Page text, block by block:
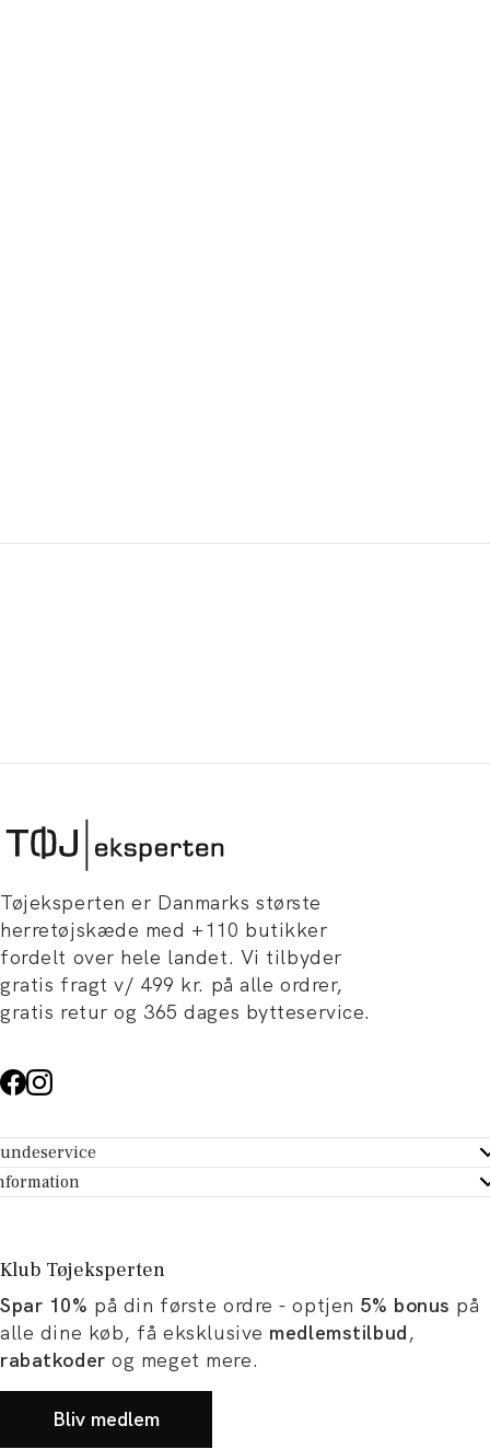
Tøjeksperten er Danmarks største
herretøjskæde med +110 butikker
fordelt over hele landet. Vi tilbyder
gratis fragt v/ 499 kr. på alle ordrer,
gratis retur og 365 dages bytteservice.
- Hjælpecenter
dit køb
Tøjeksperten
og artikler
og karriere
Klub Tøjeksperten
Spar 10% på din første ordre - optjen 5% bonus på
alle dine køb, få eksklusive medlemstilbud,
rabatkoder og meget mere.
Bliv medlem